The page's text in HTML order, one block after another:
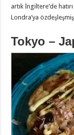
artık İngiltere’de
Londra’ya
Tokyo –